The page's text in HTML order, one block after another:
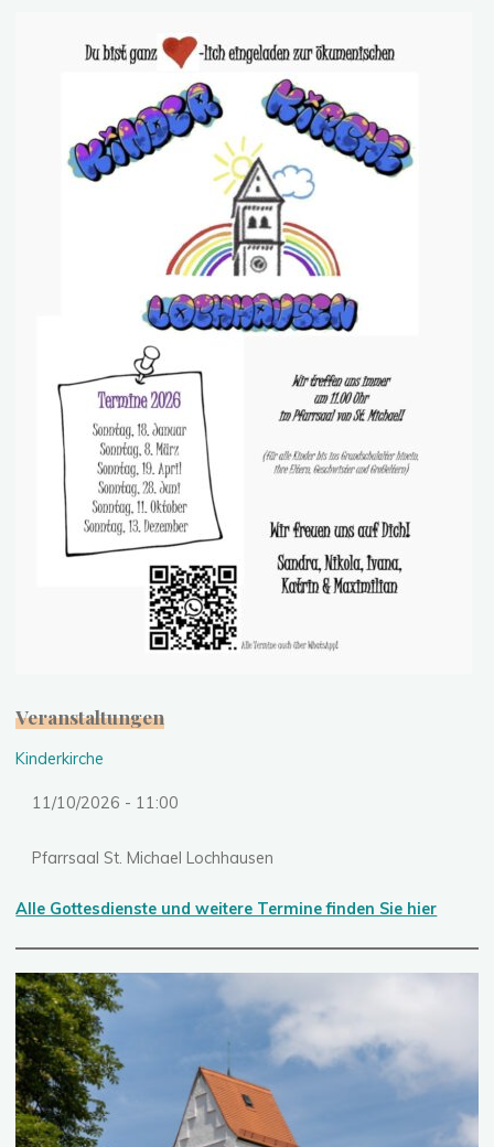
Veranstaltungen
Kinderkirche
11/10/2026 - 11:00
Pfarrsaal St. Michael Lochhausen
Alle Gottesdienste und weitere Termine finden Sie hier